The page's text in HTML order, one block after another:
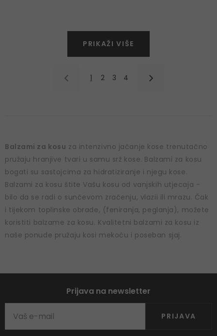
PRIKAŽI VIŠE
1 2 3 4
Balzami za kosu za intenzivno jačanje kose trenutačno
pružaju hranjive tvari u samu srž kose. Balzami za kosu
bogati su sastojcima za hidratiziranje i njegu kose.
Balzami za kosu štite Vašu kosu od vanjskih utjecaja -
bilo da se radi o sunčevom zračenju, vlazii ili mrazu. Čak
i tijekom toplinske obrade, (feniranja, peglanja), možete
koristiti balzame za kosu. Kvalitetni balzami za kosu iz
naše ponude pružaju kosi mekoću i poseban sjaj.
Prijava na newsletter
PRIJAVA